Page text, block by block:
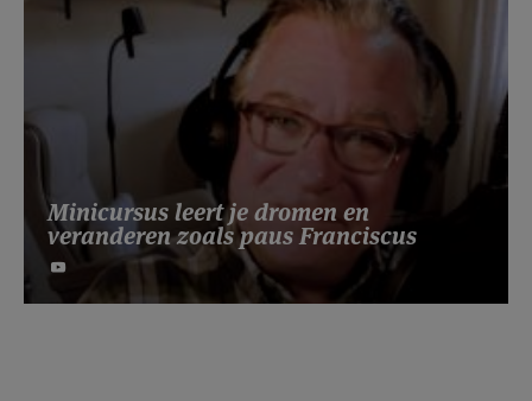
Minicursus leert je dromen en
veranderen zoals paus Franciscus